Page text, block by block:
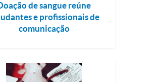
de sangue reúne
e profissionais de
comunicação